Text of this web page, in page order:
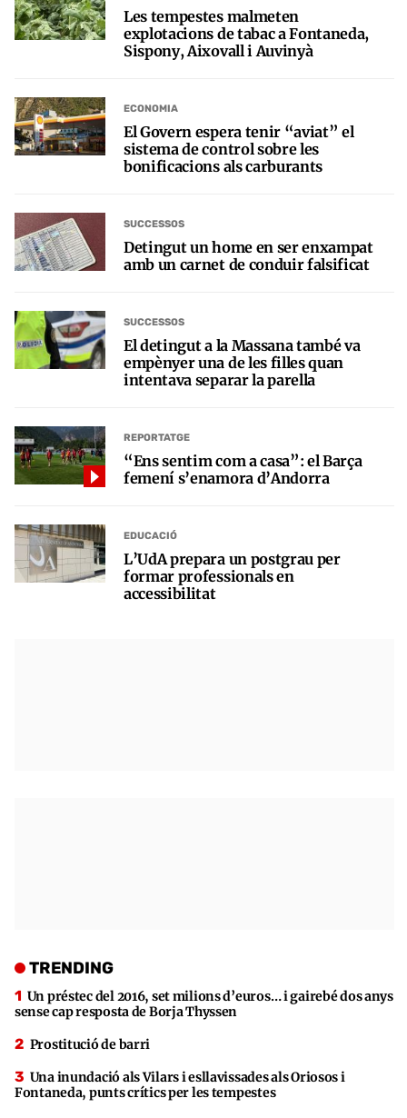
Les tempestes malmeten
explotacions de tabac a Fontaneda,
Sispony, Aixovall i Auvinyà
ECONOMIA
El Govern espera tenir “aviat” el
sistema de control sobre les
bonificacions als carburants
SUCCESSOS
Detingut un home en ser enxampat
amb un carnet de conduir falsificat
SUCCESSOS
El detingut a la Massana també va
empènyer una de les filles quan
intentava separar la parella
REPORTATGE
“Ens sentim com a casa”: el Barça
femení s’enamora d’Andorra
EDUCACIÓ
L’UdA prepara un postgrau per
formar professionals en
accessibilitat
TRENDING
Un préstec del 2016, set milions d’euros… i gairebé dos anys
sense cap resposta de Borja Thyssen
Prostitució de barri
Una inundació als Vilars i esllavissades als Oriosos i
Fontaneda, punts crítics per les tempestes